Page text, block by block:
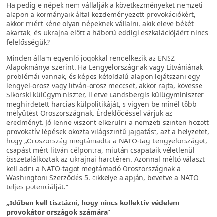
Ha pedig e népek nem vállalják a következményeket nemzeti
alapon a kormányaik által kezdeményezett provokációkért,
akkor miért kéne olyan népeknek vállalni, akik eleve békét
akartak, és Ukrajna előtt a háború eddigi eszkalációjáért nincs
felelősségük?
Minden állam egyenlő jogokkal rendelkezik az ENSZ
Alapokmánya szerint. Ha Lengyelországnak vagy Litvániának
problémái vannak, és képes kétoldalú alapon lejátszani egy
lengyel-orosz vagy litván-orosz meccset, akkor rajta, kövesse
Sikorski külügyminiszter, illetve Landsbergis külügyminiszter
meghirdetett harcias külpolitikáját, s vigyen be minél több
mélyütést Oroszországnak. Érdeklődéssel várjuk az
eredményt. Jó lenne viszont elkerülni a nemzeti szinten hozott
provokatív lépések okozta világszintű jajgatást, azt a helyzetet,
hogy „Oroszország megtámadta a NATO-tag Lengyelországot,
csapást mért litván célpontra, miután csapataik véletlenül
összetalálkoztak az ukrajnai harctéren. Azonnal méltó választ
kell adni a NATO-tagot megtámadó Oroszországnak a
Washingtoni Szerződés 5. cikkelye alapján, bevetve a NATO
teljes potenciálját.”
„Időben kell tisztázni, hogy nincs kollektív védelem
provokátor országok számára”